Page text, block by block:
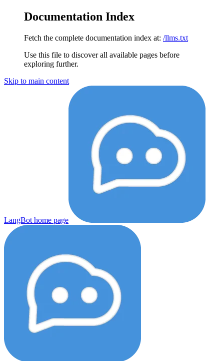
Documentation Index
Fetch the complete documentation index at: /llms.txt
Use this file to discover all available pages before
exploring further.
Skip to main content
LangBot home page